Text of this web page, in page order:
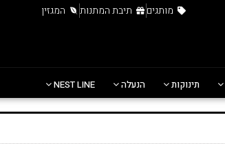
מותגים תיבת המתנות המגזין
תינוקות הנעלה NEST LINE